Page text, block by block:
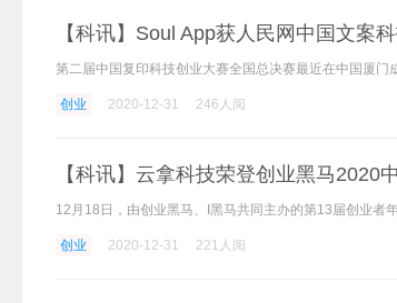
【科讯】Soul App获人民网中国文案
创业 2020-12-31 246人阅
【科讯】云拿科技荣登创业黑马2020
创业 2020-12-31 221人阅